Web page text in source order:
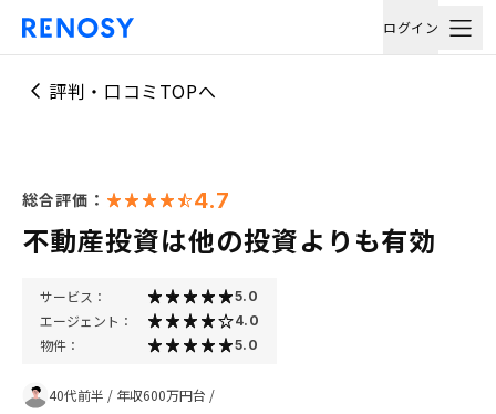
ログイン
評判・口コミTOPへ
総合評価： 4.7
不動産投資は他の投資よりも有効
サービス： 5.0
エージェント： 4.0
物件： 5.0
40代前半 / 年収600万円台 /